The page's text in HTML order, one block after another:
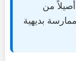
من
بديهية